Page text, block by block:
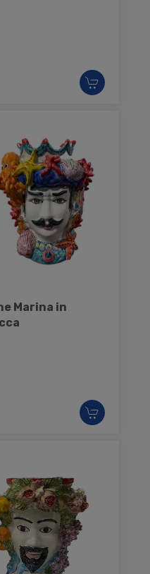
Marina in